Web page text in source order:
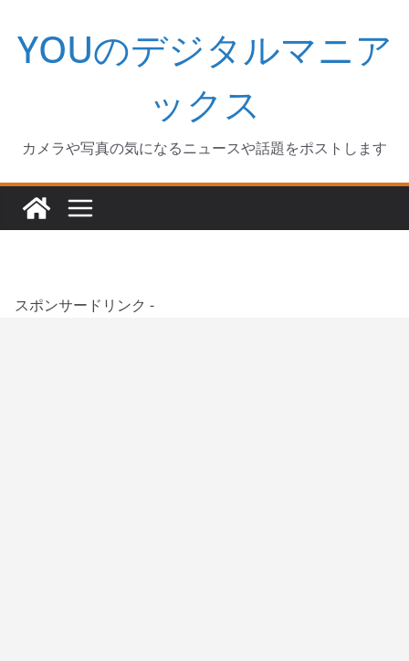
キ
YOUのデジタルマニア
ックス
カメラや写真の気になるニュースや話題をポストします
スポンサードリンク -